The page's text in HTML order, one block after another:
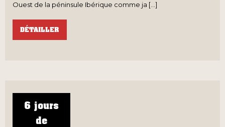
Ouest de la péninsule Ibérique comme ja [...]
DÉTAILLER
6 jours
de